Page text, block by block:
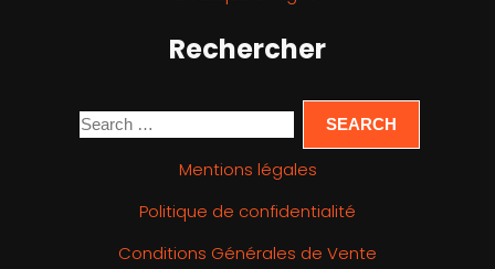
Rechercher
Mentions légales
Politique de confidentialité
Conditions Générales de Vente